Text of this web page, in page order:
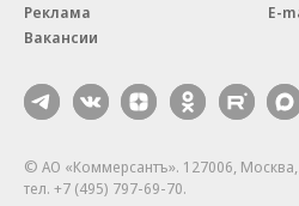
Реклама
Вакансии
E-
© АО «Коммерсантъ». 127006,
тел. +7 (495) 797-69-70.